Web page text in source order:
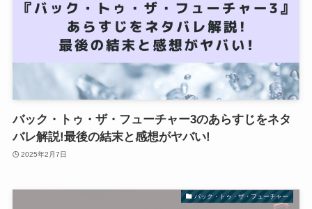
バック・トゥ・ザ・フューチャー3のあらすじをネタ
バレ解説!最後の結末と感想がヤバい!
2025年2月7日
バック・トゥ・ザ・フューチャー